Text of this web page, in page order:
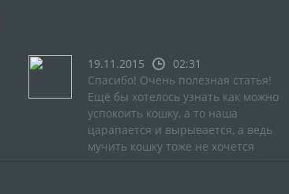
19.11.2015
02:31
Спасибо! Очень полезная статья!
Ещё бы хотелось узнать как можно
успокоить кошку, а то наша
царапается и вырывается, а ведь
мучить кошку тоже не хочется